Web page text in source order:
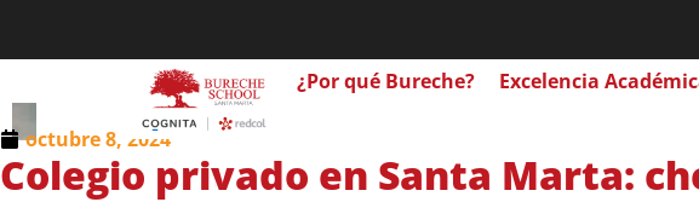
¿Por qué Bureche? Excelencia
octubre 8, 2024
Colegio privado en Santa Marta: